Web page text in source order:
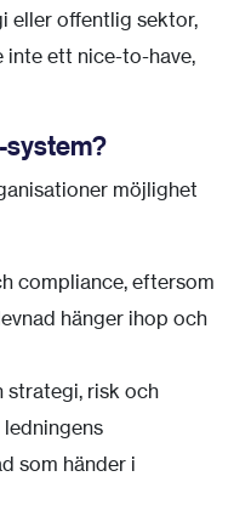
eller offentlig sektor,
inte ett nice-to-have,
system?
möjlighet
compliance, eftersom
hänger ihop och
strategi, risk och
som händer i